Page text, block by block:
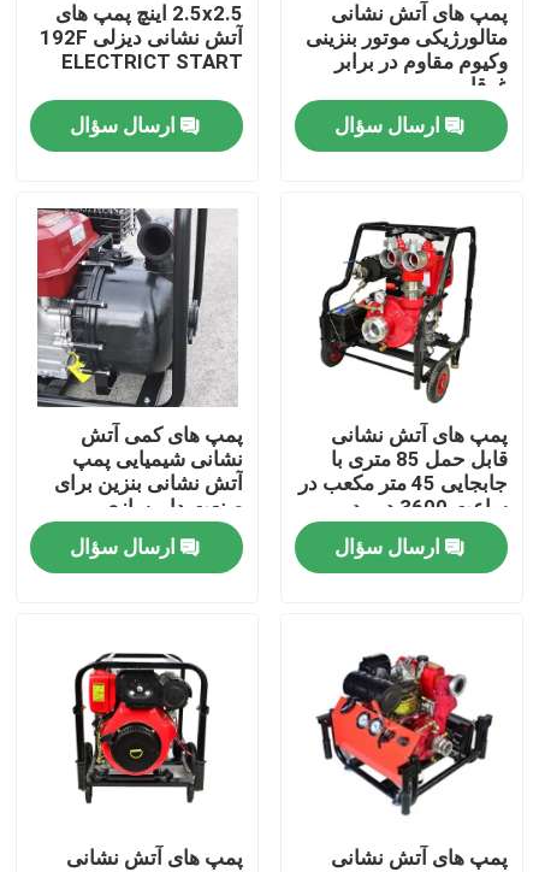
محصولات
درباره ما
تور کارخانه
کنترل کیفیت
با ما تماس بگیرید
موارد
ژنراتورهای جوشکاری بنزینی
دیزل ژنراتور جوش
پمپ های آتش نشانی
متالورژیکی موتور بنزینی
وکیوم مقاوم در برابر
غرقابی
ارسال سؤال
2.5x2.5 اینچ پمپ های
آتش نشانی دیزلی 192F
ELECTRICT START
ارسال سؤال
پمپ های آتش نشانی
قابل حمل 85 متری با
جابجایی 45 متر مکعب در
ساعت 3600 دور در
دقیقه
ارسال سؤال
پمپ های کمی آتش
نشانی شیمیایی پمپ
آتش نشانی بنزین برای
صنعت داروسازی
ارسال سؤال
پمپ های آتش نشانی
پمپ های آتش نشانی